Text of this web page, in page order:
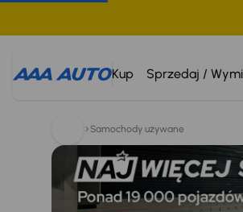
Kup Sprzedaj /
Szukam:
Samochody używane